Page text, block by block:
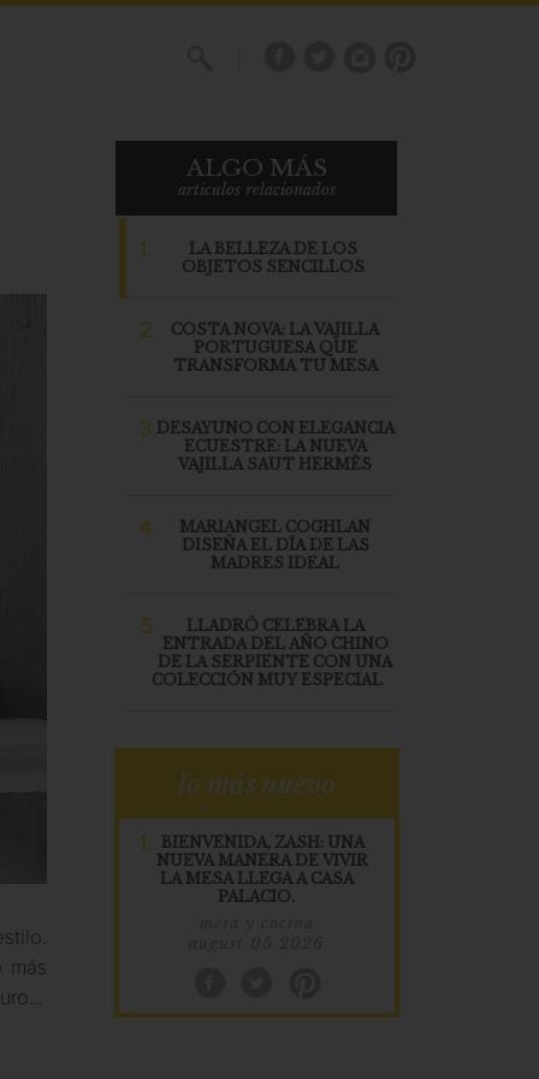
más
ALGO MÁS
articulos relacionados
1.
LA BELLEZA DE LOS
OBJETOS SENCILLOS
2.
COSTA NOVA: LA VAJILLA
PORTUGUESA QUE
TRANSFORMA TU MESA
3.DESAYUNO CON ELEGANCIA
ECUESTRE: LA NUEVA
VAJILLA SAUT HERMÈS
4.
MARIANGEL COGHLAN
DISEÑA EL DÍA DE LAS
MADRES IDEAL
5.
LLADRÓ CELEBRA LA
ENTRADA DEL AÑO CHINO
DE LA SERPIENTE CON UNA
COLECCIÓN MUY ESPECIAL
lo más nuevo
1.
BIENVENIDA, ZASH: UNA
NUEVA MANERA DE VIVIR
LA MESA LLEGA A CASA
PALACIO.